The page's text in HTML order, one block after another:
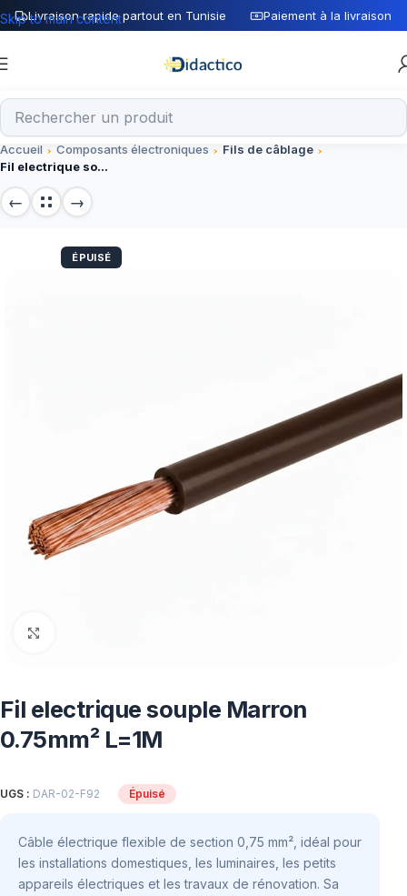
Livraison rapide partout en Tunisie Paiement à la livraison
Skip to main content
Accueil Composants électroniques
Fils de câblage
Fil electrique souple Marron 0.75mm² L=1M
ÉPUISÉ
Fil electrique souple Marron
0.75mm² L=1M
UGS : DAR-02-F92 Épuisé
Câble électrique flexible de section 0,75 mm², idéal pour
les installations domestiques, les luminaires, les petits
appareils électriques et les travaux de rénovation. Sa